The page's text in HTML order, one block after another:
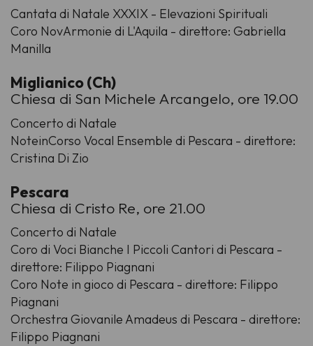
Cantata di Natale XXXIX - Elevazioni Spirituali
Coro NovArmonie di L'Aquila - direttore: Gabriella
Manilla
Miglianico (Ch)
Chiesa di San Michele Arcangelo, ore 19.00
Concerto di Natale
NoteinCorso Vocal Ensemble di Pescara - direttore:
Cristina Di Zio
Pescara
Chiesa di Cristo Re, ore 21.00
Concerto di Natale
Coro di Voci Bianche I Piccoli Cantori di Pescara -
direttore: Filippo Piagnani
Coro Note in gioco di Pescara - direttore: Filippo
Piagnani
Orchestra Giovanile Amadeus di Pescara - direttore:
Filippo Piagnani